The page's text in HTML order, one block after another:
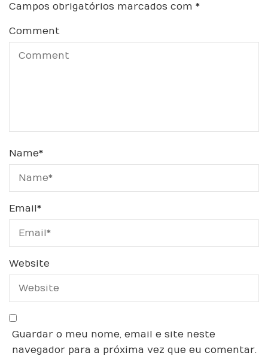
Campos obrigatórios marcados com *
Comment
Name*
Email*
Website
Guardar o meu nome, email e site neste
navegador para a próxima vez que eu comentar.